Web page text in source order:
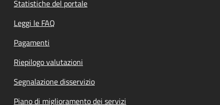
Statistiche del portale
Leggi le FAQ
Pagamenti
Riepilogo valutazioni
Segnalazione disservizio
Piano di miglioramento dei servizi